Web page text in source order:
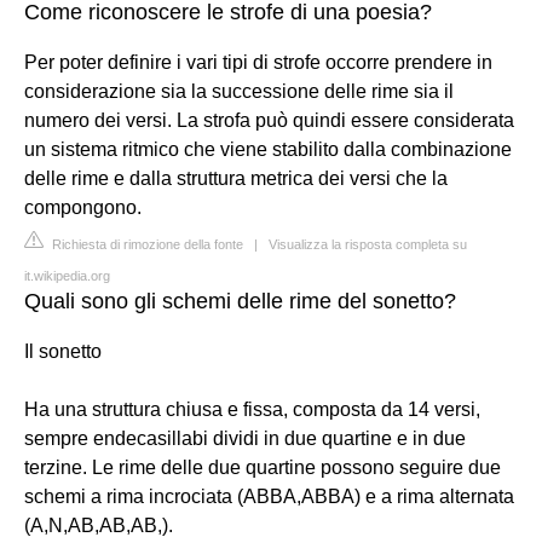
Come riconoscere le strofe di una poesia?
Per poter definire i vari tipi di strofe occorre prendere in
considerazione sia la successione delle rime sia il
numero dei versi. La strofa può quindi essere considerata
un sistema ritmico che viene stabilito dalla combinazione
delle rime e dalla struttura metrica dei versi che la
compongono.
Richiesta di rimozione della fonte | Visualizza la risposta completa su
it.wikipedia.org
Quali sono gli schemi delle rime del sonetto?
Il sonetto
Ha una struttura chiusa e fissa, composta da 14 versi,
sempre endecasillabi dividi in due quartine e in due
terzine. Le rime delle due quartine possono seguire due
schemi a rima incrociata (ABBA,ABBA) e a rima alternata
(A,N,AB,AB,AB,).